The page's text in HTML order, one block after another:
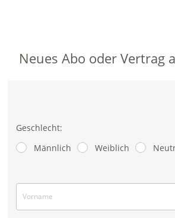
Neues Abo oder Vertrag
Geschlecht:
Männlich
Weiblich